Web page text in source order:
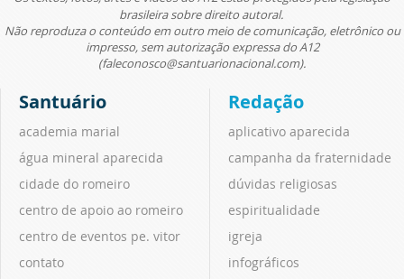
brasileira sobre direito autoral.
Não reproduza o conteúdo em outro meio de comunicação, eletrônico ou
impresso, sem autorização expressa do A12
(faleconosco@santuarionacional.com).
Santuário
academia marial
água mineral aparecida
cidade do romeiro
centro de apoio ao romeiro
centro de eventos pe. vitor
contato
Redação
aplicativo aparecida
campanha da fraternidade
dúvidas religiosas
espiritualidade
igreja
infográficos